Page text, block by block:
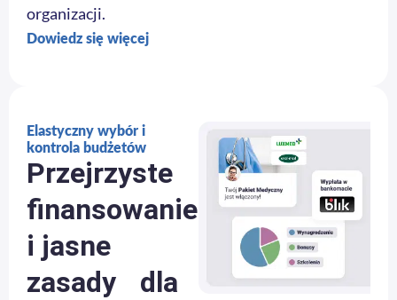
organizacji.
Dowiedz się więcej
Elastyczny wybór i
kontrola budżetów
Przejrzyste
finansowanie
i jasne
zasady dla